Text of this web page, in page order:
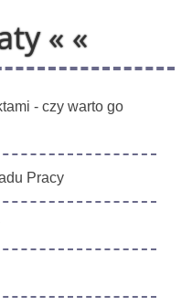
« «
- czy warto go
Pracy